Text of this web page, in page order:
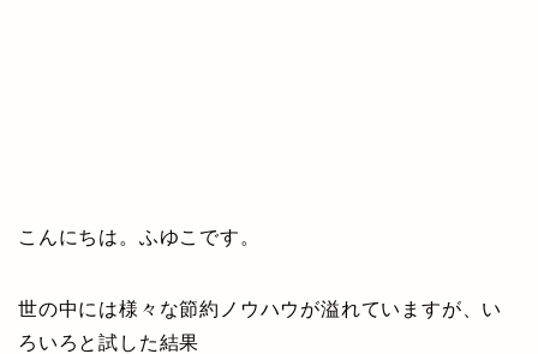
こんにちは。ふゆこです。
世の中には様々な節約ノウハウが溢れていますが、い
ろいろと試した結果